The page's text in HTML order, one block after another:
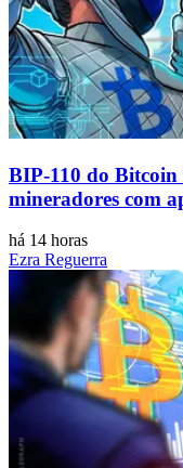
BIP-110 do Bitcoin
mineradores com
há 14 horas
Ezra Reguerra